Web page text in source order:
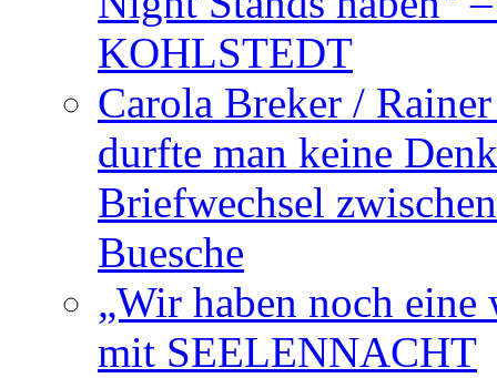
KOHLSTEDT
Carola Breker /
durfte man keine
Briefwechsel
Buesche
„Wir haben noch
mit SEELENNACHT